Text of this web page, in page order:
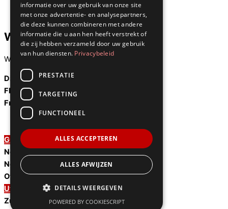
info@slotenmakers-egs.nl
Werkgebied
We zijn werkzaam door heel Nederland:
Drenthe
Flevoland
Friesland
Gelderland
Harderwijk
Groningen
Noord-Brabant
Noord-Holland
Overijssel
Utrecht
Zuid-Holland
informatie over uw gebruik van onze site
met onze advertentie- en analysepartners,
die deze kunnen combineren met andere
informatie die u aan hen heeft verstrekt of
die zij hebben verzameld door uw gebruik
van hun diensten. Privacybeleid
PRESTATIE
TARGETING
FUNCTIONEEL
ALLES ACCEPTEREN
ALLES AFWIJZEN
DETAILS WEERGEVEN
POWERED BY COOKIESCRIPT